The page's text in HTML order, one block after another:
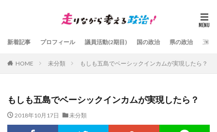
新着記事 プロフィール 議員活動(2期目) 国の政治 県の政治 五島
HOME 未分類 もしも五島でベーシックインカムが実現したら？
もしも五島でベーシックインカムが実現したら？
2018年10月17日 未分類